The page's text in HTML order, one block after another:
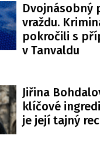
Dvojnásobný
vraždu.
pokročili s
v Tanvaldu
Jiřina
klíčové
je její tajný